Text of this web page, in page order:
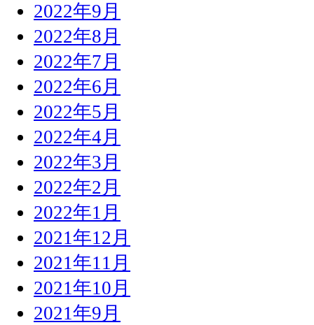
2022年9月
2022年8月
2022年7月
2022年6月
2022年5月
2022年4月
2022年3月
2022年2月
2022年1月
2021年12月
2021年11月
2021年10月
2021年9月